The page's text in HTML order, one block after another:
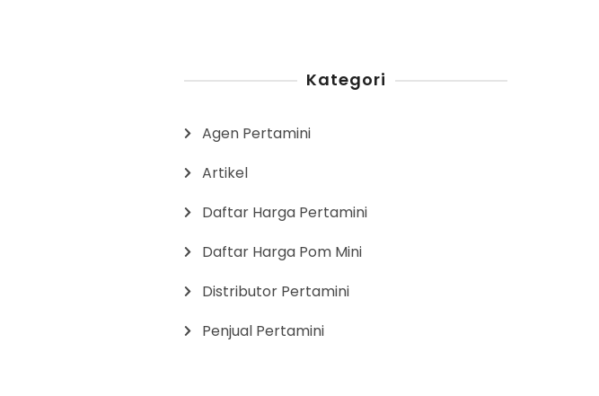
Kategori
Agen Pertamini
Artikel
Daftar Harga Pertamini
Daftar Harga Pom Mini
Distributor Pertamini
Penjual Pertamini